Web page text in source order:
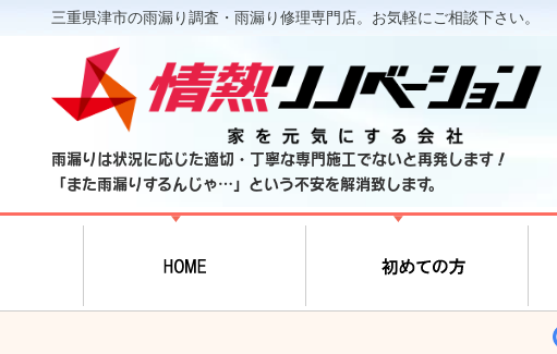
三重県津市の雨漏り調査・雨漏り修理専門店。お気軽にご相談下さい。
雨漏りは状況に応じた適切・丁寧な専門施工でないと再発します！
「また雨漏りするんじゃ…」という不安を解消致します。